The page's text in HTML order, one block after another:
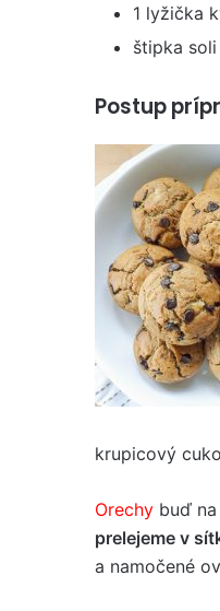
1 lyžička
štipka soli
Postup
krupicový
Orechy buď
prelejeme v
a namočené